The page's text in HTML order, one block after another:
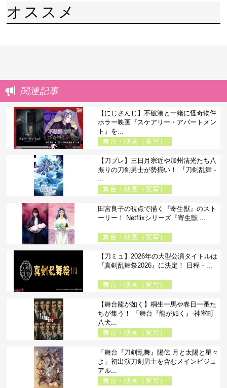
オススメ
関連記事
【にじさんじ】不破湊と一緒に怪奇物件
ホラー映画『スケアリー・アパートメン
ト』を...
舞台・映画（実写）
【刀ブレ】三日月宗近や加州清光たち八
振りの刀剣男士が勢揃い！ 『刀剣乱舞 -
...
舞台・映画（実写）
田宮良子の視点で描く『寄生獣』のスト
ーリー！ Netflixシリーズ『寄生獣 ...
舞台・映画（実写）
【刀ミュ】2026年の大型公演タイトルは
『真剣乱舞祭2026』に決定！ 日程・...
舞台・映画（実写）
【舞台龍が如く】桐生一馬や春日一番た
ちが集う！ 「舞台『龍が如く』-神室町
八犬...
舞台・映画（実写）
「舞台『刀剣乱舞』陽伝 月と太陽と星々
よ」初出演刀剣男士を含むメインビジュ
アル...
舞台・映画（実写）